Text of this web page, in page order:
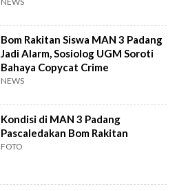
Bom Rakitan Siswa MAN 3 Padang
Jadi Alarm, Sosiolog UGM Soroti
Bahaya Copycat Crime
NEWS
Kondisi di MAN 3 Padang
Pascaledakan Bom Rakitan
FOTO